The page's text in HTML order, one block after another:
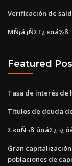
Verificación de
ΜÑ¡á ¡ÑΣΓ¿ εαá½ß
Featured
Tasa de interés de
Títulos de deuda
Σ«αÑ¬ß úαáΣ¿¬¿
Gran
poblaciones de